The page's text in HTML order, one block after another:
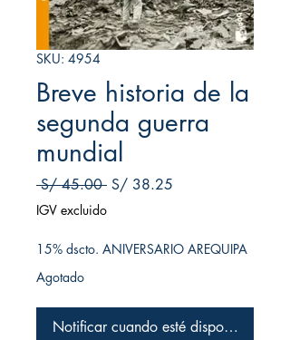
SKU: 4954
Breve historia de la
segunda guerra
mundial
S/ 45.00 Precio
S/ 38.25
IGV excluido
15% dscto. ANIVERSARIO AREQUIPA
Agotado
Notificar cuando esté disponible